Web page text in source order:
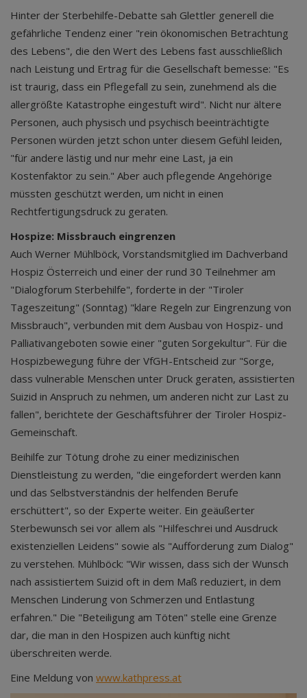
Hinter der Sterbehilfe-Debatte sah Glettler generell die
gefährliche Tendenz einer "rein ökonomischen Betrachtung
des Lebens", die den Wert des Lebens fast ausschließlich
nach Leistung und Ertrag für die Gesellschaft bemesse: "Es
ist traurig, dass ein Pflegefall zu sein, zunehmend als die
allergrößte Katastrophe eingestuft wird". Nicht nur ältere
Personen, auch physisch und psychisch beeinträchtigte
Personen würden jetzt schon unter diesem Gefühl leiden,
"für andere lästig und nur mehr eine Last, ja ein
Kostenfaktor zu sein." Aber auch pflegende Angehörige
müssten geschützt werden, um nicht in einen
Rechtfertigungsdruck zu geraten.
Hospize: Missbrauch eingrenzen
Auch Werner Mühlböck, Vorstandsmitglied im Dachverband
Hospiz Österreich und einer der rund 30 Teilnehmer am
"Dialogforum Sterbehilfe", forderte in der "Tiroler
Tageszeitung" (Sonntag) "klare Regeln zur Eingrenzung von
Missbrauch", verbunden mit dem Ausbau von Hospiz- und
Palliativangeboten sowie einer "guten Sorgekultur". Für die
Hospizbewegung führe der VfGH-Entscheid zur "Sorge,
dass vulnerable Menschen unter Druck geraten, assistierten
Suizid in Anspruch zu nehmen, um anderen nicht zur Last zu
fallen", berichtete der Geschäftsführer der Tiroler Hospiz-
Gemeinschaft.
Beihilfe zur Tötung drohe zu einer medizinischen
Dienstleistung zu werden, "die eingefordert werden kann
und das Selbstverständnis der helfenden Berufe
erschüttert", so der Experte weiter. Ein geäußerter
Sterbewunsch sei vor allem als "Hilfeschrei und Ausdruck
existenziellen Leidens" sowie als "Aufforderung zum Dialog"
zu verstehen. Mühlböck: "Wir wissen, dass sich der Wunsch
nach assistiertem Suizid oft in dem Maß reduziert, in dem
Menschen Linderung von Schmerzen und Entlastung
erfahren." Die "Beteiligung am Töten" stelle eine Grenze
dar, die man in den Hospizen auch künftig nicht
überschreiten werde.
Eine Meldung von www.kathpress.at